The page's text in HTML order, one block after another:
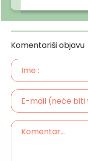
Komentariši objavu